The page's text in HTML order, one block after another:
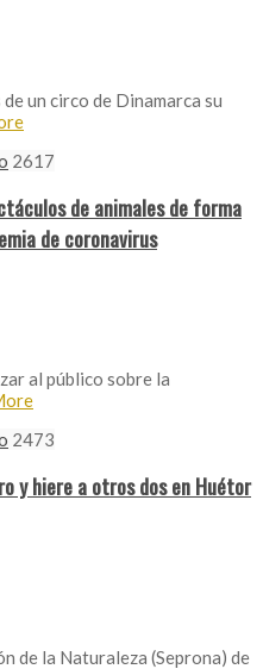
un circo de Dinamarca su
2617
de animales de forma
de coronavirus
al público sobre la
2473
y hiere a otros dos en Huétor
de la Naturaleza (Seprona) de